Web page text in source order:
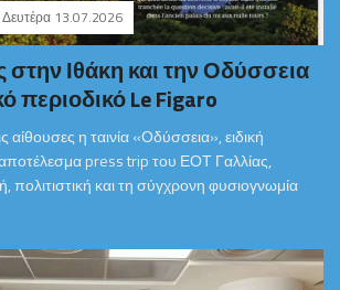
Δευτέρα 13.07.2026
Ιθάκη και την Οδύσσεια
περιοδικό Le Figaro
αίθουσες η ταινία «Οδύσσεια», ειδική
press trip του ΕΟΤ Γαλλίας,
πολιτιστική και τη σύγχρονη φυσιογνωμία